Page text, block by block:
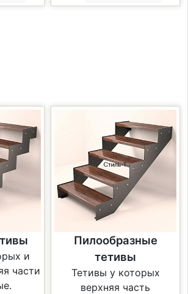
и
части
Пилообразные
тетивы
Тетивы у которых
верхняя часть